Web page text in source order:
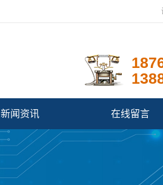
新闻资讯
公司动态
行业新闻
在线留言